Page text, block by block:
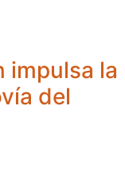
impulsa la
del